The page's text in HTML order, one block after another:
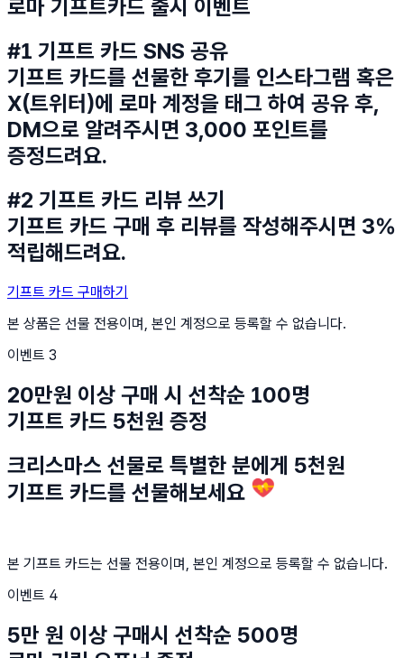
로마 기프트카드 출시 이벤트
#1 기프트 카드 SNS 공유
기프트 카드를 선물한 후기를 인스타그램 혹은
X(트위터)에 로마 계정을 태그 하여 공유 후,
DM으로 알려주시면 3,000 포인트를
증정드려요.
#2 기프트 카드 리뷰 쓰기
기프트 카드 구매 후 리뷰를 작성해주시면 3%
적립해드려요.
기프트 카드 구매하기
본 상품은 선물 전용이며, 본인 계정으로 등록할 수 없습니다.
이벤트 3
20만원 이상 구매 시 선착순 100명
기프트 카드 5천원 증정
크리스마스 선물로 특별한 분에게 5천원
기프트 카드를 선물해보세요 💝
본 기프트 카드는 선물 전용이며, 본인 계정으로 등록할 수 없습니다.
이벤트 4
5만 원 이상 구매시 선착순 500명